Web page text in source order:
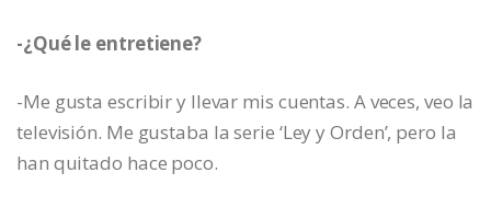
-¿Qué le entretiene?
-Me gusta escribir y llevar mis cuentas. A veces, veo la
televisión. Me gustaba la serie ‘Ley y Orden’, pero la
han quitado hace poco.